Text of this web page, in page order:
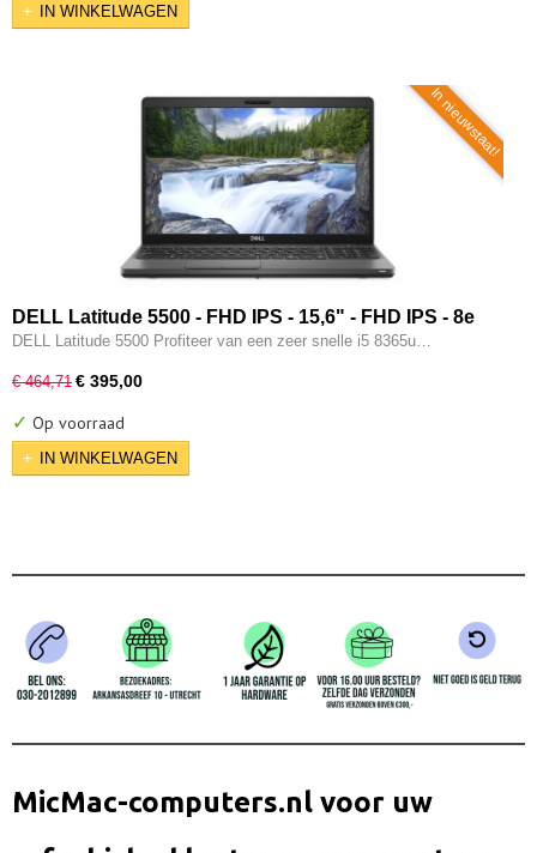
IN WINKELWAGEN
In nieuwstaat!
DELL Latitude 5500 - FHD IPS - 15,6" - FHD IPS - 8e
generatie i5 - 16GB - 256GB SSD - Type-C - Intel UHD -
DELL Latitude 5500 Profiteer van een zeer snelle i5 8365u…
€ 464,71 € 395,00
✓ Op voorraad
IN WINKELWAGEN
MicMac-computers.nl voor uw